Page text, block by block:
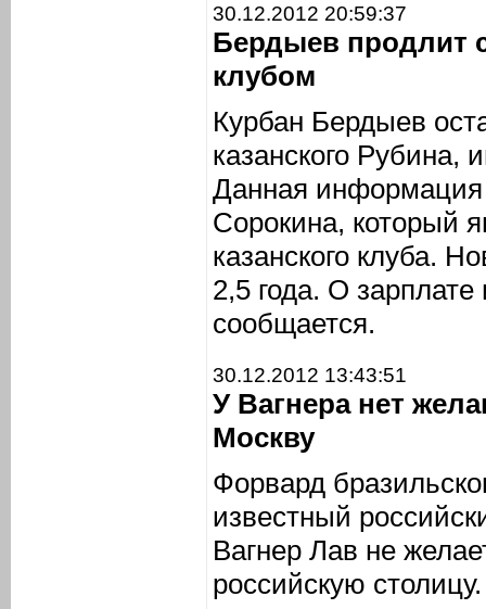
30.12.2012 20:59:37
Бердыев продлит
клубом
Курбан Бердыев
казанского
Данная информация
Сорокина, который
казанского клуба.
2,5 года. О
сообщается.
30.12.2012 13:43:51
У Вагнера нет
Москву
Форвард
известный
Вагнер Лав не
российскую